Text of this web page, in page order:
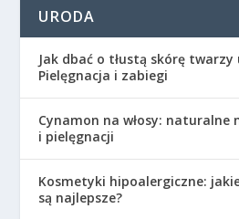
URODA
Jak dbać o tłustą skórę twarzy
Pielęgnacja i zabiegi
Cynamon na włosy:
i pielęgnacji
Kosmetyki hipoalergiczne:
są najlepsze?